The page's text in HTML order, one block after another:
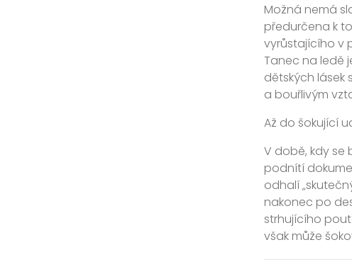
Možná nemá
předurčena k
vyrůstajícího v
Tanec na ledě
dětských lásek
a bouřlivým
Až do šokující
V době, kdy se
podnítí
odhalí
nakonec po
strhujícího
však může